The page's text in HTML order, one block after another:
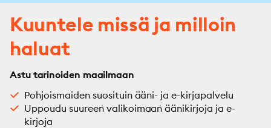
Kuuntele missä ja milloin
haluat
Astu tarinoiden maailmaan
Pohjoismaiden suosituin ääni- ja e-kirjapalvelu
Uppoudu suureen valikoimaan äänikirjoja ja e-
kirjoja